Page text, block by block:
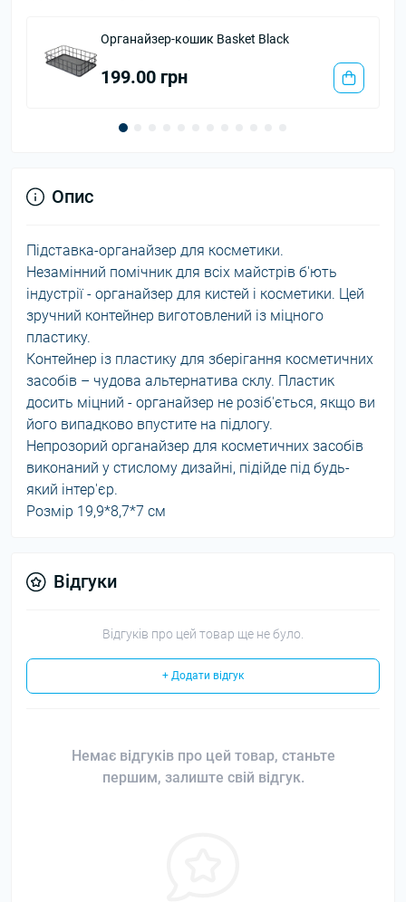
Одноразові мікро щіточки для
Опис
Підставка-органайзер для косметики.
Незамінний помічник для всіх майстрів б'ють
індустрії - органайзер для кистей і косметики. Цей
зручний контейнер виготовлений із міцного
пластику.
Контейнер із пластику для зберігання косметичних
засобів – чудова альтернатива склу. Пластик
досить міцний - органайзер не розіб'ється, якщо ви
його випадково впустите на підлогу.
Непрозорий органайзер для косметичних засобів
виконаний у стислому дизайні, підійде під будь-
який інтер'єр.
Розмір 19,9*8,7*7 см
Відгуки
Відгуків про цей товар ще не було.
+ Додати відгук
Немає відгуків про цей товар, станьте
першим, залиште свій відгук.